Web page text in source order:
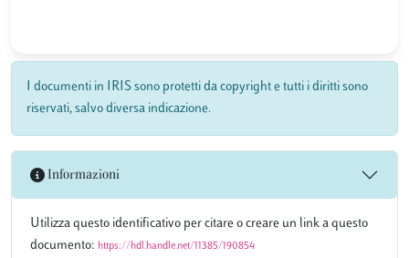
I documenti in IRIS sono protetti da copyright e tutti i diritti sono
riservati, salvo diversa indicazione.
Informazioni
Utilizza questo identificativo per citare o creare un link a questo
documento: https://hdl.handle.net/11385/190854